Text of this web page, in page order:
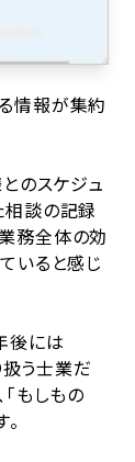
情報が集約
のスケジュ
談の記録
務全体の効
いると感じ
後には
う士業だ
もしもの